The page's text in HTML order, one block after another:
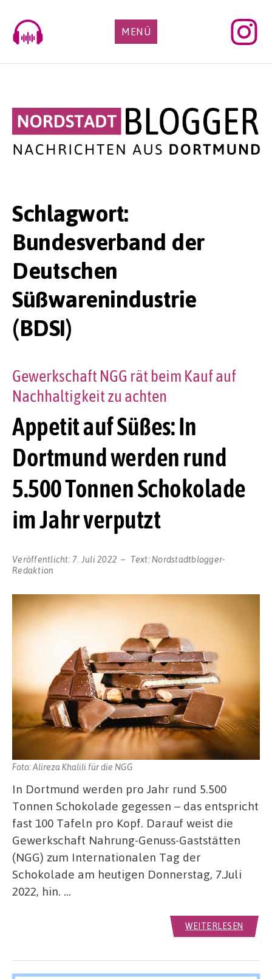
content
MENÜ
Schlagwort:
Bundesverband der
Deutschen
Süßwarenindustrie
(BDSI)
Appetit auf Süßes: In
Dortmund werden rund
5.500 Tonnen Schokolade
im Jahr verputzt
Gewerkschaft NGG rät beim Kauf auf
Nachhaltigkeit zu achten
Veröffentlicht: 7. Juli 2022 Text: Nordstadtblogger-
Redaktion
Foto: Alireza Khalili für die NGG
In Dortmund werden pro Jahr rund 5.500
Tonnen Schokolade gegessen – das entspricht
fast 100 Tafeln pro Kopf. Darauf weist die
Gewerkschaft Nahrung-Genuss-Gaststätten
(NGG) zum Internationalen Tag der
Schokolade am heutigen Donnerstag, 7.Juli
2022, hin. …
WEITERLESEN